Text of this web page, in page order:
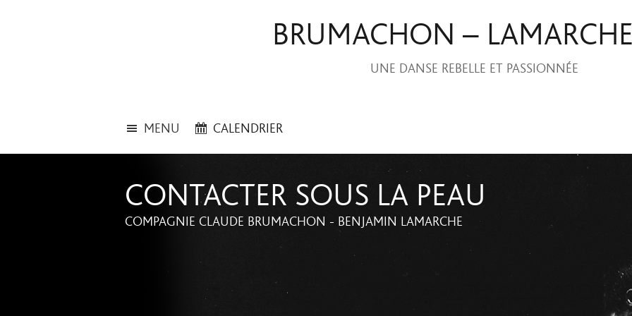
BRUMACHON –
UNE DANSE REBELLE ET PASSIONNÉE
MENU CALENDRIER
CONTACTER SOUS LA PEAU
COMPAGNIE CLAUDE BRUMACHON - BENJAMIN LAMARCHE